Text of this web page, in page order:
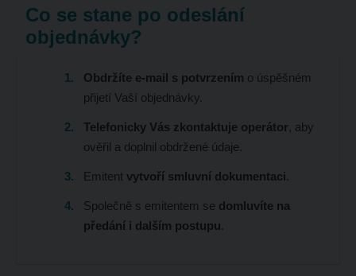
Co se stane po odeslání
objednávky?
Obdržíte e-mail s potvrzením o úspěšném
přijetí Vaší objednávky.
Telefonicky Vás zkontaktuje operátor, aby
ověřil a doplnil obdržené údaje.
Emitent vytvoří smluvní dokumentaci.
Společně s emitentem se domluvíte na
předání i dalším postupu.